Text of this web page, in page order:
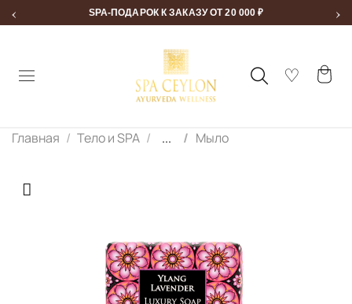
‹ SPA-ПОДАРОК К ЗАКАЗУ ОТ 20 000 ₽ ›
Главная Тело и SPA ... Мыло